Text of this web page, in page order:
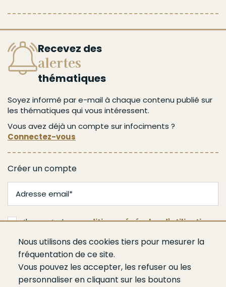
Nous utilisons des cookies tiers pour mesurer la
fréquentation de ce site.
Vous pouvez les accepter, les refuser ou les
personnaliser en cliquant sur les boutons
Recevez des
alertes
thématiques
Soyez informé par e-mail à chaque contenu publié sur
les thématiques qui vous intéressent.
Vous avez déjà un compte sur infociments ?
Connectez-vous
Créer un compte
J'accepte lesconditions générales d'utilisation
Valider